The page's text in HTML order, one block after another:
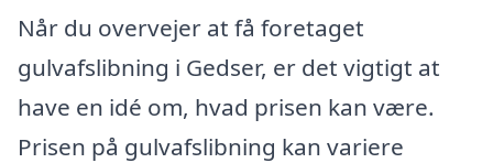
Når du overvejer at få foretaget
gulvafslibning i Gedser, er det vigtigt at
have en idé om, hvad prisen kan være.
Prisen på gulvafslibning kan variere